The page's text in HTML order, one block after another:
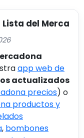
Lista del Merca
app web de
actualizados
precios) o
productos y
, bombones